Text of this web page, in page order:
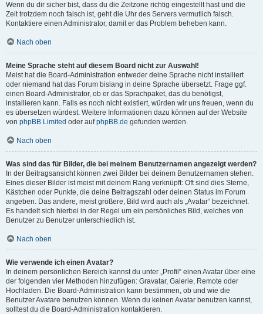
Wenn du dir sicher bist, dass du die Zeitzone richtig eingestellt hast und die
Zeit trotzdem noch falsch ist, geht die Uhr des Servers vermutlich falsch.
Kontaktiere einen Administrator, damit er das Problem beheben kann.
Nach oben
Meine Sprache steht auf diesem Board nicht zur Auswahl!
Meist hat die Board-Administration entweder deine Sprache nicht installiert
oder niemand hat das Forum bislang in deine Sprache übersetzt. Frage ggf.
einen Board-Administrator, ob er das Sprachpaket, das du benötigst,
installieren kann. Falls es noch nicht existiert, würden wir uns freuen, wenn du
es übersetzen würdest. Weitere Informationen dazu können auf der Website
von phpBB Limited oder aufphpBB.de gefunden werden.
Nach oben
Was sind das für Bilder, die bei meinem Benutzernamen angezeigt werden?
In der Beitragsansicht können zwei Bilder bei deinem Benutzernamen stehen.
Eines dieser Bilder ist meist mit deinem Rang verknüpft: Oft sind dies Sterne,
Kästchen oder Punkte, die deine Beitragszahl oder deinen Status im Forum
angeben. Das andere, meist größere, Bild wird auch als „Avatar“ bezeichnet.
Es handelt sich hierbei in der Regel um ein persönliches Bild, welches von
Benutzer zu Benutzer unterschiedlich ist.
Nach oben
Wie verwende ich einen Avatar?
In deinem persönlichen Bereich kannst du unter „Profil“ einen Avatar über eine
der folgenden vier Methoden hinzufügen: Gravatar, Galerie, Remote oder
Hochladen. Die Board-Administration kann bestimmen, ob und wie die
Benutzer Avatare benutzen können. Wenn du keinen Avatar benutzen kannst,
solltest du die Board-Administration kontaktieren.